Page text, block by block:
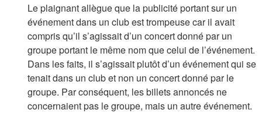
Le plaignant allègue que la publicité portant sur un
événement dans un club est trompeuse car il avait
compris qu’il s’agissait d’un concert donné par un
groupe portant le même nom que celui de l’événement.
Dans les faits, il s’agissait plutôt d’un événement qui se
tenait dans un club et non un concert donné par le
groupe. Par conséquent, les billets annoncés ne
concernaient pas le groupe, mais un autre événement.